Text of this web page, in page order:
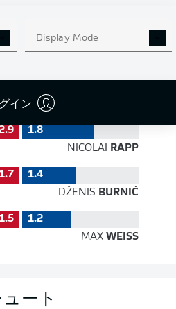
Display Mode
イン
609 237
成功率 76 %
1.8
NICOLAI RAPP
1.7
1.4
DŽENIS BURNIĆ
1.5
1.2
MAXWEISS
ート